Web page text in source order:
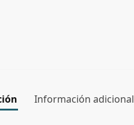
Información adicional